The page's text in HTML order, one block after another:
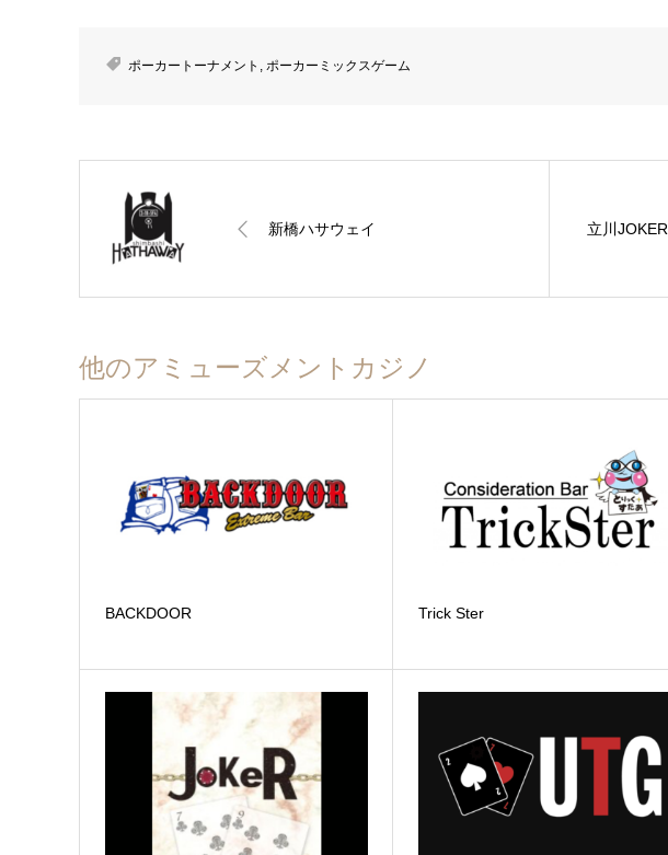
ポーカートーナメント , ポーカーミックスゲーム
新橋ハサウェイ 立川JOKER
他のアミューズメントカジノ
BACKDOOR Trick Ster